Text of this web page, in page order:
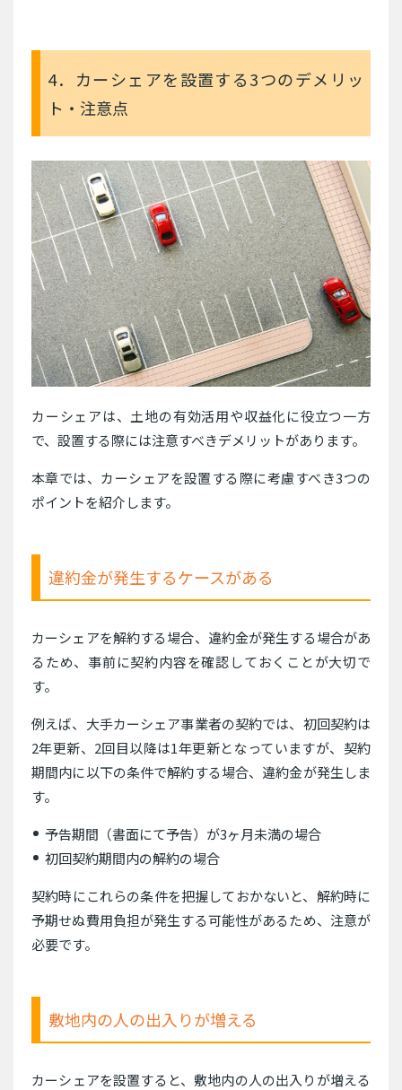
4．カーシェアを設置する3つのデメリッ
ト・注意点
カーシェアは、土地の有効活用や収益化に役立つ一方
で、設置する際には注意すべきデメリットがあります。
本章では、カーシェアを設置する際に考慮すべき3つの
ポイントを紹介します。
違約金が発生するケースがある
カーシェアを解約する場合、違約金が発生する場合があ
るため、事前に契約内容を確認しておくことが大切で
す。
例えば、大手カーシェア事業者の契約では、初回契約は
2年更新、2回目以降は1年更新となっていますが、契約
期間内に以下の条件で解約する場合、違約金が発生しま
す。
予告期間（書面にて予告）が3ヶ月未満の場合
初回契約期間内の解約の場合
契約時にこれらの条件を把握しておかないと、解約時に
予期せぬ費用負担が発生する可能性があるため、注意が
必要です。
敷地内の人の出入りが増える
カーシェアを設置すると、敷地内の人の出入りが増える